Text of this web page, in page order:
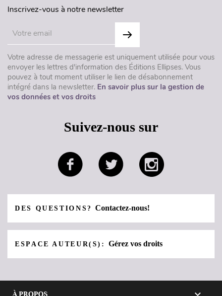
Inscrivez-vous à notre newsletter
Votre adresse de messagerie est uniquement utilisée pour vous
envoyer les lettres d'information des Éditions Ellipses. Vous
pouvez à tout moment utiliser le lien de désabonnement
intégré dans la newsletter. En savoir plus sur la gestion de
vos données et vos droits
Suivez-nous sur
DES QUESTIONS?Contactez-nous!
ESPACE AUTEUR(S):Gérez vos droits
À PROPOS